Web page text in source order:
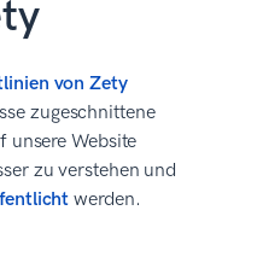
von Zety
zugeschnittene
unsere Website
zu verstehen und
werden.